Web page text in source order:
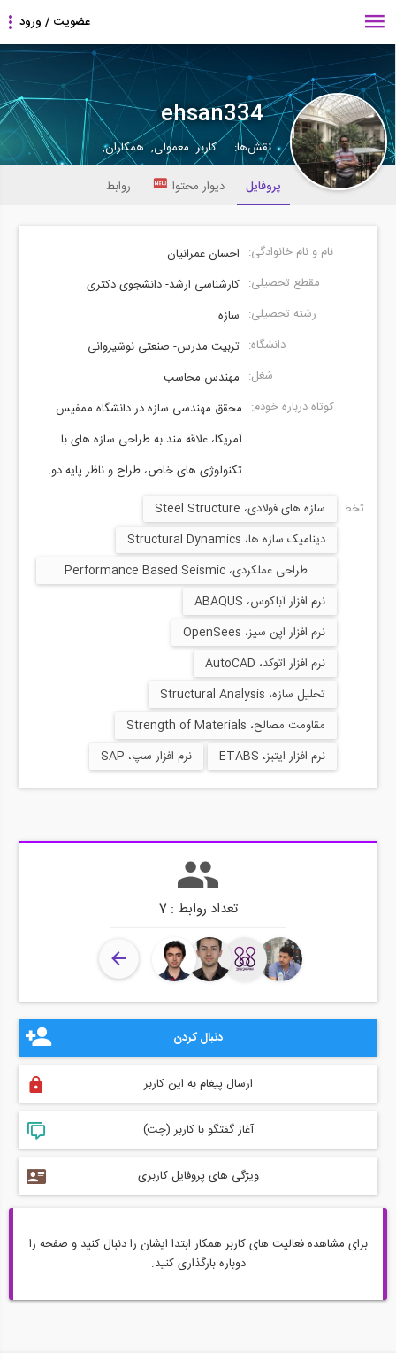
ehsan334
نقش‌ها:
کاربر معمولی, همکاران,
پروفایل
دیوار محتوا روابط
نام و نام خانوادگی: احسان عمرانیان
مقطع تحصیلی: کارشناسی ارشد- دانشجوی دکتری
رشته تحصیلی: سازه
دانشگاه: تربیت مدرس- صنعتی نوشیروانی
شغل: مهندس محاسب
کوتاه درباره خودم: محقق مهندسی سازه در دانشگاه ممفیس
آمریکا، علاقه مند به طراحی سازه های با
تکنولوژی های خاص، طراح و ناظر پایه دو.
تخصص ها:سازه های فولادی، Steel Structure
دینامیک سازه ها، Structural Dynamics
طراحی عملکردی، Performance Based Seismic
Design
نرم افزار آباکوس، ABAQUS
نرم افزار اپن سیز، OpenSees
نرم افزار اتوکد، AutoCAD
تحلیل سازه، Structural Analysis
مقاومت مصالح، Strength of Materials
نرم افزار ایتبز، ETABS
نرم افزار سپ، SAP
تعداد روابط : 7
دنبال کردن
ارسال پیغام به این کاربر
آغاز گفتگو با کاربر (چت)
ویژگی های پروفایل کاربری
برای مشاهده فعالیت های کاربر همکار ابتدا ایشان را دنبال کنید و صفحه را
دوباره بارگذاری کنید.